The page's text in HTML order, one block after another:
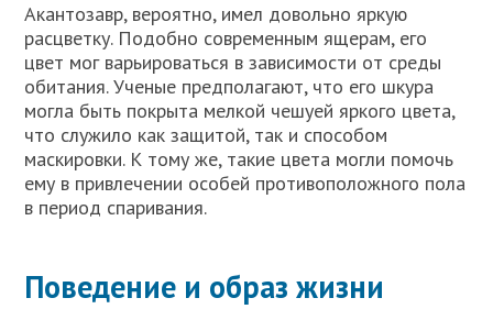
Акантозавр, вероятно, имел довольно яркую
расцветку. Подобно современным ящерам, его
цвет мог варьироваться в зависимости от среды
обитания. Ученые предполагают, что его шкура
могла быть покрыта мелкой чешуей яркого цвета,
что служило как защитой, так и способом
маскировки. К тому же, такие цвета могли помочь
ему в привлечении особей противоположного пола
в период спаривания.
Поведение и образ жизни